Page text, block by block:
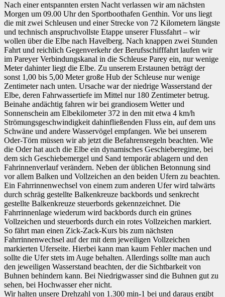
Nach einer entspannten ersten Nacht verlassen wir am nächsten
Morgen um 09.00 Uhr den Sportboothafen Genthin. Vor uns liegt
die mit zwei Schleusen und einer Strecke von 72 Kilometern längste
und technisch anspruchvollste Etappe unserer Flussfahrt – wir
wollen über die Elbe nach Havelberg. Nach knappen zwei Stunden
Fahrt und reichlich Gegenverkehr der Berufsschifffahrt laufen wir
im Pareyer Verbindungskanal in die Schleuse Parey ein, nur wenige
Meter dahinter liegt die Elbe. Zu unserem Erstaunen beträgt der
sonst 1,00 bis 5,00 Meter große Hub der Schleuse nur wenige
Zentimeter nach unten. Ursache war der niedrige Wasserstand der
Elbe, deren Fahrwassertiefe im Mittel nur 180 Zentimeter betrug.
Beinahe andächtig fahren wir bei grandiosem Wetter und
Sonnenschein am Elbekilometer 372 in den mit etwa 4 km/h
Strömungsgeschwindigkeit dahinfließenden Fluss ein, auf dem uns
Schwäne und andere Wasservögel empfangen. Wie bei unserem
Oder-Törn müssen wir ab jetzt die Befahrensregeln beachten. Wie
die Oder hat auch die Elbe ein dynamisches Geschieberegime, bei
dem sich Geschiebemergel und Sand temporär ablagern und den
Fahrinnenverlauf verändern. Neben der üblichen Betonnung sind
vor allem Balken und Vollzeichen an den beiden Ufern zu beachten.
Ein Fahrrinnenwechsel von einem zum anderen Ufer wird talwärts
durch schräg gestellte Balkenkreuze backbords und senkrecht
gestellte Balkenkreuze steuerbords gekennzeichnet. Die
Fahrrinnenlage wiederum wird backbords durch ein grünes
Vollzeichen und steuerbords durch ein rotes Vollzeichen markiert.
So fährt man einen Zick-Zack-Kurs bis zum nächsten
Fahrrinnenwechsel auf der mit dem jeweiligen Vollzeichen
markierten Uferseite. Hierbei kann man kaum Fehler machen und
sollte die Ufer stets im Auge behalten. Allerdings sollte man auch
den jeweiligen Wasserstand beachten, der die Sichtbarkeit von
Buhnen behindern kann. Bei Niedrigwasser sind die Buhnen gut zu
sehen, bei Hochwasser eher nicht.
Wir halten unsere Drehzahl von 1.300 min-1 bei und daraus ergibt